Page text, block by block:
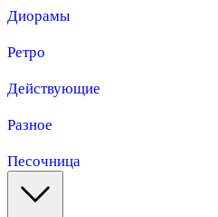
Диорамы
Ретро
Действующие
Разное
Песочница